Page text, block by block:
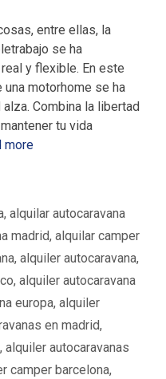
entre ellas, la
se ha
y flexible. En este
motorhome se ha
Combina la libertad
tu vida
more
, alquilar autocaravana
madrid, alquilar camper
, alquiler autocaravana,
, alquiler autocaravana
europa, alquiler
en madrid,
, alquiler autocaravanas
camper barcelona,